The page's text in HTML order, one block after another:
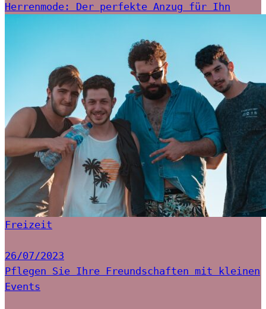
Herrenmode: Der perfekte Anzug für Ihn
Freizeit
26/07/2023
Pflegen Sie Ihre Freundschaften mit kleinen
Events